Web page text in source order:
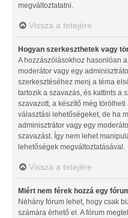
megváltoztatatni.
Vissza a tetejére
Hogyan szerkeszthetek vagy
A hozzászólásokhoz hasonlóan
moderátor vagy egy
szerkesztéséhez menj a téma
tartozik a szavazás, és kattints a
szavazott, a készítő még
választási lehetőségeket, de ha
adminisztrátor vagy egy
szavazást. Így nem lehet
lehetőségek megváltoztatásával.
Vissza a tetejére
Miért nem férek hozzá egy
Néhány fórum lehet, hogy csak
számára érhető el. A fórum